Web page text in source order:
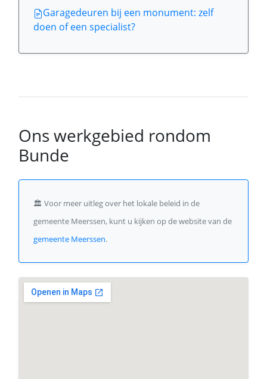
Garagedeuren bij een monument: zelf
doen of een specialist?
Ons werkgebied rondom
Bunde
🏛️ Voor meer uitleg over het lokale beleid in de
gemeente Meerssen, kunt u kijken op de website van de
gemeente Meerssen.